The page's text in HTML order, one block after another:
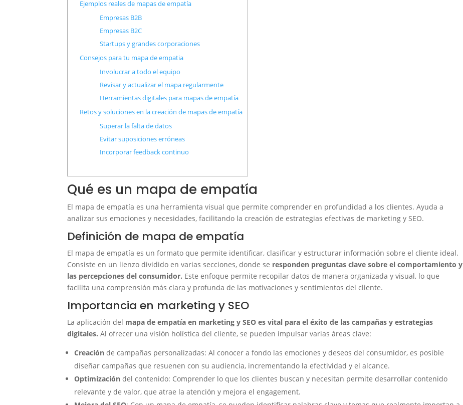
Ejemplos reales de mapas de empatía
Empresas B2B
Empresas B2C
Startups y grandes corporaciones
Consejos para tu mapa de empatia
Involucrar a todo el equipo
Revisar y actualizar el mapa regularmente
Herramientas digitales para mapas de empatía
Retos y soluciones en la creación de mapas de empatía
Superar la falta de datos
Evitar suposiciones erróneas
Incorporar feedback continuo
Qué es un mapa de empatía
El mapa de empatía es una herramienta visual que permite comprender en profundidad a los clientes. Ayuda a
analizar sus emociones y necesidades, facilitando la creación de estrategias efectivas de marketing y SEO.
Definición de mapa de empatía
El mapa de empatía es un formato que permite identificar, clasificar y estructurar información sobre el cliente ideal.
Consiste en un lienzo dividido en varias secciones, donde se responden preguntas clave sobre el comportamiento y
las percepciones del consumidor. Este enfoque permite recopilar datos de manera organizada y visual, lo que
facilita una comprensión más clara y profunda de las motivaciones y sentimientos del cliente.
Importancia en marketing y SEO
La aplicación del mapa de empatía en marketing y SEO es vital para el éxito de las campañas y estrategias
digitales. Al ofrecer una visión holística del cliente, se pueden impulsar varias áreas clave:
Creación de campañas personalizadas: Al conocer a fondo las emociones y deseos del consumidor, es posible
diseñar campañas que resuenen con su audiencia, incrementando la efectividad y el alcance.
Optimización del contenido: Comprender lo que los clientes buscan y necesitan permite desarrollar contenido
relevante y de valor, que atrae la atención y mejora el engagement.